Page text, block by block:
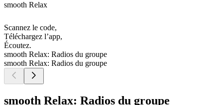
smooth Relax
Scannez le code,
Téléchargez l’app,
Écoutez.
smooth Relax: Radios du groupe
smooth Relax: Radios du groupe
smooth Relax: Radios du groupe